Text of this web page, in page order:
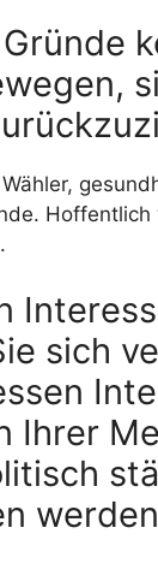
Hoffentlich
sich
Ihrer